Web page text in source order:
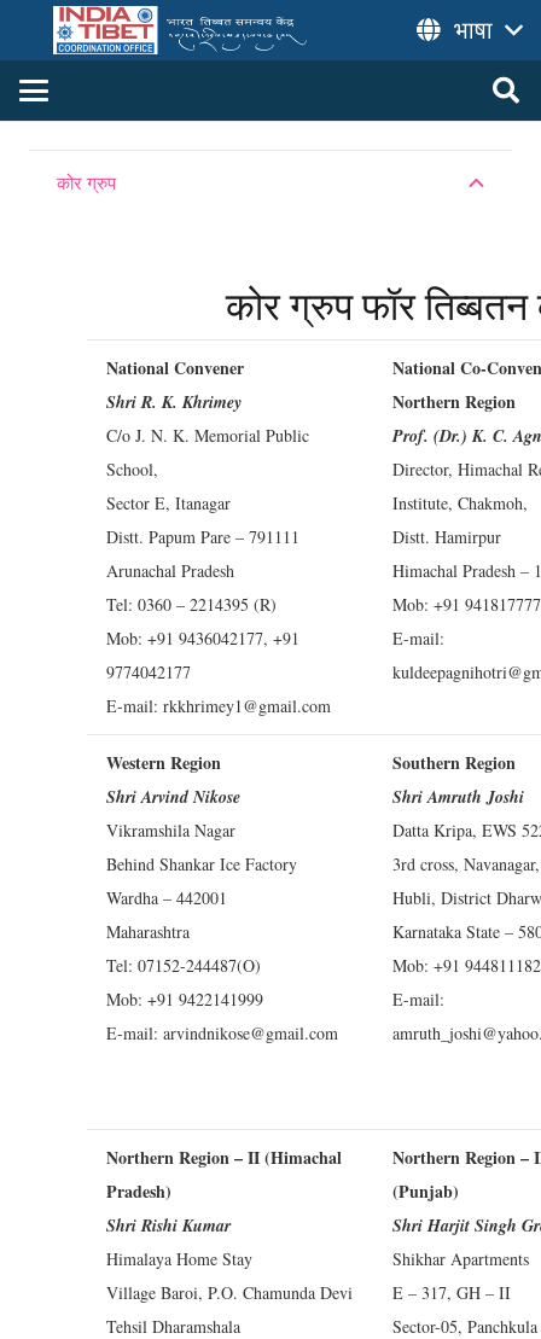
भाषा
कोर ग्रुप
कोर ग्रुप फॉर
National Convener
Shri R. K. Khrimey
C/o J. N. K. Memorial Public
School,
Sector E, Itanagar
Distt. Papum Pare – 791111
Arunachal Pradesh
Tel: 0360 – 2214395 (R)
Mob: +91 9436042177, +91
9774042177
E-mail: rkkhrimey1@gmail.com
National Co-
Northern Region
Prof. (Dr.) K. C.
Director, Himachal
Institute, Chakmoh,
Distt. Hamirpur
Himachal Pradesh –
Mob: +91
E-mail:
Western Region
Shri Arvind Nikose
Vikramshila Nagar
Behind Shankar Ice Factory
Wardha – 442001
Maharashtra
Tel: 07152-244487(O)
Mob: +91 9422141999
E-mail: arvindnikose@gmail.com
Southern Region
Shri Amruth Joshi
Datta Kripa, EWS
3rd cross, Navanagar,
Hubli, District
Karnataka State –
Mob: +91
E-mail:
Northern Region – II (Himachal
Pradesh)
Shri Rishi Kumar
Himalaya Home Stay
Village Baroi, P.O. Chamunda Devi
Tehsil Dharamshala
Northern Region –
(Punjab)
Shri Harjit Singh
Shikhar Apartments
E – 317, GH – II
Sector-05,